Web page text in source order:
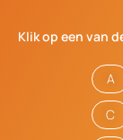
Klik op een van
A
C